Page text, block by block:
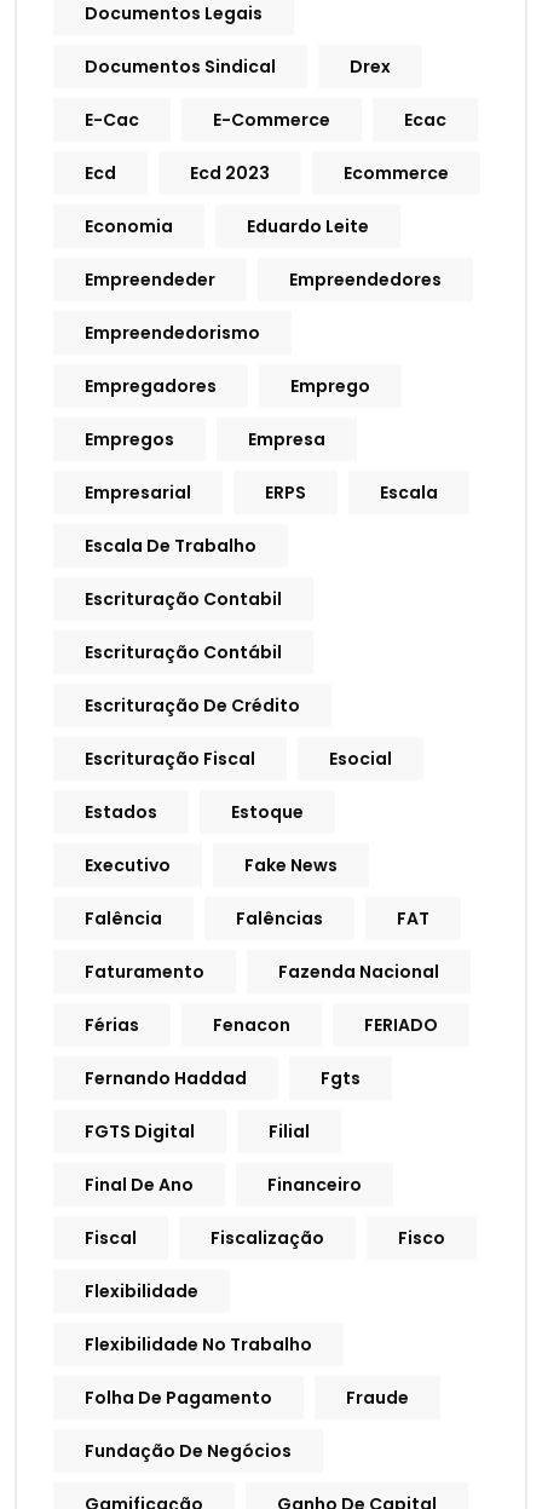
Documentos Legais
Documentos Sindical Drex
E-Cac E-Commerce Ecac
Ecd Ecd 2023 Ecommerce
Economia Eduardo Leite
Empreendeder Empreendedores
Empreendedorismo
Empregadores Emprego
Empregos Empresa
Empresarial ERPS Escala
Escala De Trabalho
Escrituração Contabil
Escrituração Contábil
Escrituração De Crédito
Escrituração Fiscal Esocial
Estados Estoque
Executivo Fake News
Falência Falências FAT
Faturamento Fazenda Nacional
Férias Fenacon FERIADO
Fernando Haddad Fgts
FGTS Digital Filial
Final De Ano Financeiro
Fiscal Fiscalização Fisco
Flexibilidade
Flexibilidade No Trabalho
Folha De Pagamento Fraude
Fundação De Negócios